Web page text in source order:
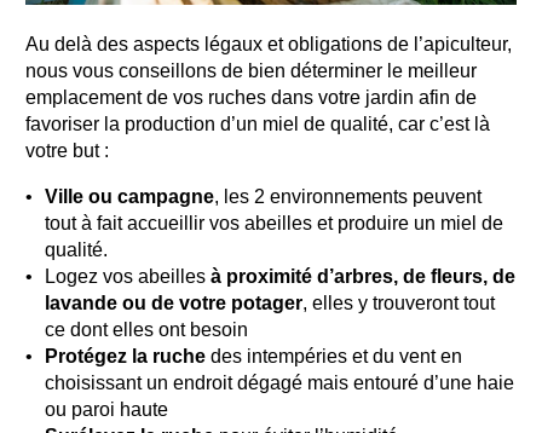
Au delà des aspects légaux et obligations de l’apiculteur,
nous vous conseillons de bien déterminer le meilleur
emplacement de vos ruches dans votre jardin afin de
favoriser la production d’un miel de qualité, car c’est là
votre but :
Ville ou campagne, les 2 environnements peuvent
tout à fait accueillir vos abeilles et produire un miel de
qualité.
Logez vos abeilles à proximité d’arbres, de fleurs, de
lavande ou de votre potager, elles y trouveront tout
ce dont elles ont besoin
Protégez la ruche des intempéries et du vent en
choisissant un endroit dégagé mais entouré d’une haie
ou paroi haute